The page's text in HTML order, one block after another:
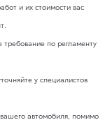
и их стоимости вас
по регламенту
у специалистов
вашего автомобиля, помимо